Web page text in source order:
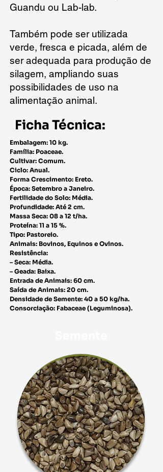
Guandu ou Lab-lab.
Também pode ser utilizada
verde, fresca e picada, além de
ser adequada para produção de
silagem, ampliando suas
possibilidades de uso na
alimentação animal.
Ficha Técnica:
Embalagem: 10 kg.
Família: Poaceae.
Cultivar: Comum.
Ciclo: Anual.
Forma Crescimento: Ereto.
Época: Setembro a Janeiro.
Fertilidade do Solo: Média.
Profundidade: Até 2 cm.
Massa Seca: 08 a 12 t/ha.
Proteína: 11 a 15 %.
Tipo: Pastoreio.
Animais: Bovinos, Equinos e Ovinos.
Resistência:
– Seca: Média.
– Geada: Baixa.
Entrada de Animais: 60 cm.
Saída de Animais: 20 cm.
Densidade de Semente: 40 a 50 kg/ha.
Consorciação: Fabaceae (Leguminosa).